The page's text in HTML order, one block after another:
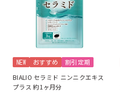
NEW おすすめ 割引定期
BIALIO セラミド ニンニクエキス
プラス 約1ヶ月分